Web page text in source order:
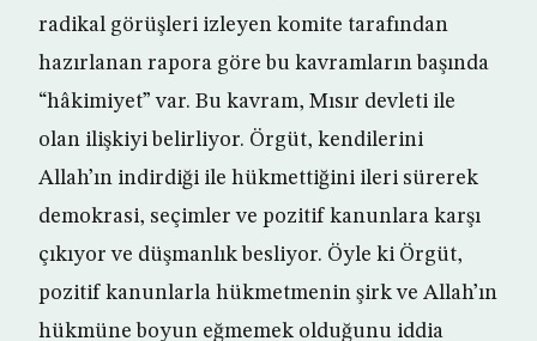
radikal görüşleri izleyen komite tarafından
hazırlanan rapora göre bu kavramların başında
“hâkimiyet” var. Bu kavram, Mısır devleti ile
olan ilişkiyi belirliyor. Örgüt, kendilerini
Allah’ın indirdiği ile hükmettiğini ileri sürerek
demokrasi, seçimler ve pozitif kanunlara karşı
çıkıyor ve düşmanlık besliyor. Öyle ki Örgüt,
pozitif kanunlarla hükmetmenin şirk ve Allah’ın
hükmüne boyun eğmemek olduğunu iddia